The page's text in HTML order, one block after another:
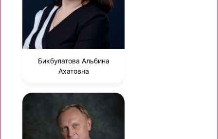
Бикбулатова Альбина
Ахатовна